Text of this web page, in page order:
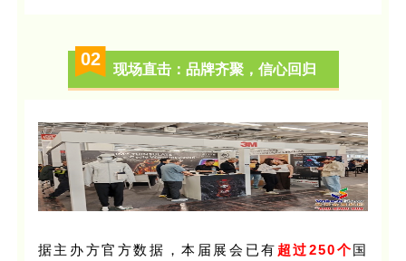
02
现场直击：品牌齐聚，信心回归
据主办方官方数据，本届展会已有 超过250个国